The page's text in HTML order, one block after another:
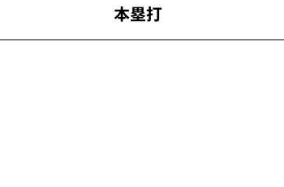
本塁打